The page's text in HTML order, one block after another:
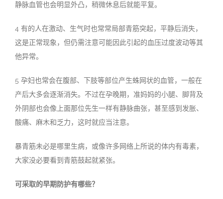
静脉血管也会明显外凸，稍微休息后就能平复。
4 有的人在激动、生气时也常常局部青筋突起，平静后消失，
这是正常现象，但仍需注意可能因此引起的血压过度波动等其
他异常。
5 孕妇也常会在腹部、下肢等部位产生蛛网状的血管，一般在
产后大多会逐渐消失。不过在孕晚期，准妈妈的小腿、脚背及
外阴部也会像上面那位先生一样有静脉曲张，甚至感到发胀、
酸痛、麻木和乏力，这时就应当注意。
暴青筋未必是哪里生病，或像许多网络上所说的体内有毒素，
大家没必要看到青筋鼓起就紧张。
可采取的早期防护有哪些？